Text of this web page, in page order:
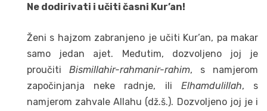
Ne dodirivati i učiti časni Kur’an!
Ženi s hajzom zabranjeno je učiti Kur’an, pa makar
samo jedan ajet. Međutim, dozvoljeno joj je
proučiti Bismillahir-rahmanir-rahim, s namjerom
započinjanja neke radnje, ili Elhamdulillah, s
namjerom zahvale Allahu (dž.š.). Dozvoljeno joj je i